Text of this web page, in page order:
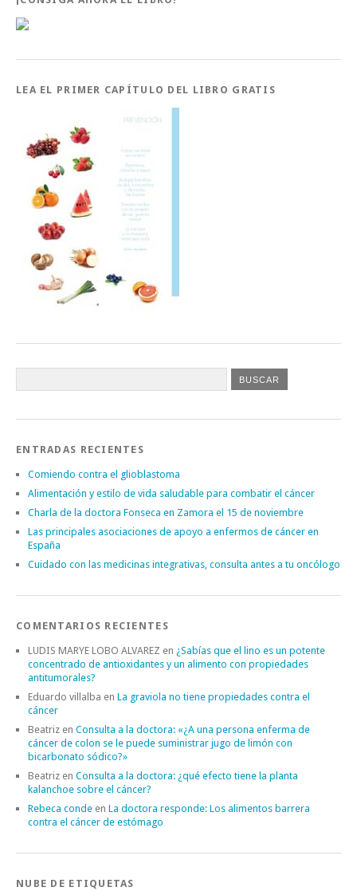
LEA EL PRIMER CAPÍTULO DEL LIBRO GRATIS
ENTRADAS RECIENTES
Comiendo contra el glioblastoma
Alimentación y estilo de vida saludable para combatir el cáncer
Charla de la doctora Fonseca en Zamora el 15 de noviembre
Las principales asociaciones de apoyo a enfermos de cáncer en
España
Cuidado con las medicinas integrativas, consulta antes a tu oncólogo
COMENTARIOS RECIENTES
LUDIS MARYE LOBO ALVAREZ en ¿Sabías que el lino es un potente
concentrado de antioxidantes y un alimento con propiedades
antitumorales?
Eduardo villalba en La graviola no tiene propiedades contra el
cáncer
Beatriz en Consulta a la doctora: «¿A una persona enferma de
cáncer de colon se le puede suministrar jugo de limón con
bicarbonato sódico?»
Beatriz en Consulta a la doctora: ¿qué efecto tiene la planta
kalanchoe sobre el cáncer?
Rebeca conde en La doctora responde: Los alimentos barrera
contra el cáncer de estómago
NUBE DE ETIQUETAS